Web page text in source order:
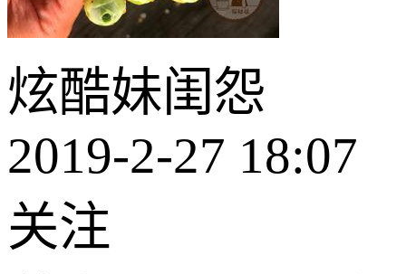
炫酷妹闺怨
2019-2-27 18:07
关注